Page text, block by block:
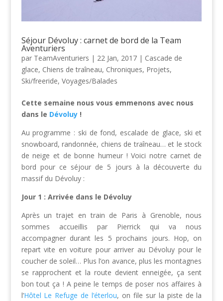
Séjour Dévoluy : carnet de bord de la Team
Aventuriers
par TeamAventuriers | 22 Jan, 2017| Cascade de
glace, Chiens de traîneau, Chroniques, Projets,
Ski/freeride, Voyages/Balades
Cette semaine nous vous emmenons avec nous
dans le Dévoluy!
Au programme : ski de fond, escalade de glace, ski et
snowboard, randonnée, chiens de traîneau… et le stock
de neige et de bonne humeur ! Voici notre carnet de
bord pour ce séjour de 5 jours à la découverte du
massif du Dévoluy :
Jour 1 : Arrivée dans le Dévoluy
Après un trajet en train de Paris à Grenoble, nous
sommes accueillis par Pierrick qui va nous
accompagner durant les 5 prochains jours. Hop, on
repart vite en voiture pour arriver au Dévoluy pour le
coucher de soleil… Plus l’on avance, plus les montagnes
se rapprochent et la route devient enneigée, ça sent
bon tout ça ! A peine le temps de poser nos affaires à
l’Hôtel Le Refuge de l’éterlou, on file sur la piste de la